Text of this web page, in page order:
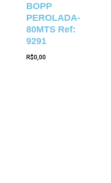
BOPP
PEROLADA-
80MTS Ref:
9291
R$0,00